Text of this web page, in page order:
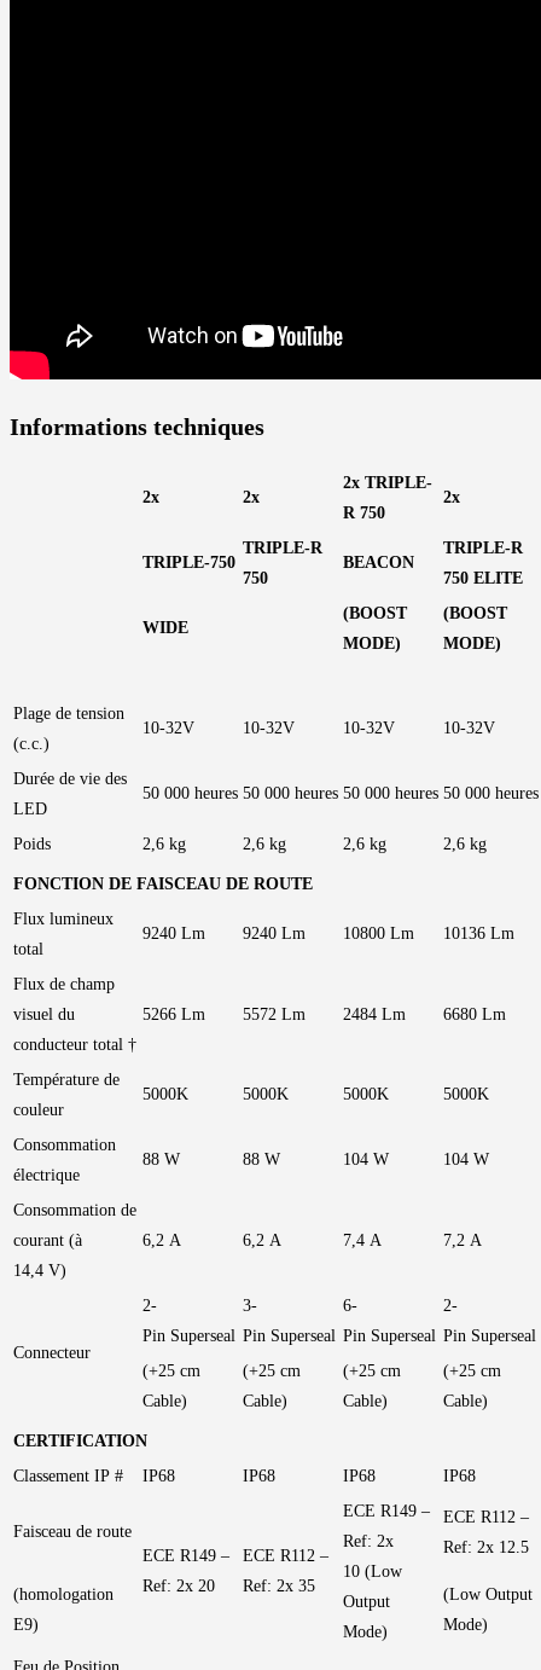
Informations techniques
2x 2x
2x TRIPLE-
R 750
2x
TRIPLE-750
TRIPLE-R
750
BEACON
TRIPLE-R
750 ELITE
WIDE
(BOOST
MODE)
(BOOST
MODE)
Plage de tension
(c.c.)
10-32V 10-32V 10-32V 10-32V
Durée de vie des
LED
50 000 heures 50 000 heures 50 000 heures 50 000 heures
Poids 2,6 kg 2,6 kg 2,6 kg 2,6 kg
FONCTION DE FAISCEAU DE ROUTE
Flux lumineux
total
9240 Lm 9240 Lm 10800 Lm 10136 Lm
Flux de champ
visuel du
conducteur total †
5266 Lm 5572 Lm 2484 Lm 6680 Lm
Température de
couleur
5000K 5000K 5000K 5000K
Consommation
électrique
88 W 88 W 104 W 104 W
Consommation de
courant (à
14,4 V)
6,2 A 6,2 A 7,4 A 7,2 A
Connecteur
2-
Pin Superseal
3-
Pin Superseal
6-
Pin Superseal
2-
Pin Superseal
(+25 cm
Cable)
(+25 cm
Cable)
(+25 cm
Cable)
(+25 cm
Cable)
CERTIFICATION
Classement IP #
IP68 IP68 IP68 IP68
Faisceau de route
ECE R149 –
Ref: 2x 20
ECE R112 –
Ref: 2x 35
ECE R149 –
Ref: 2x
10 (Low
Output
Mode)
ECE R112 –
Ref: 2x 12.5
(homologation
E9)
(Low Output
Mode)